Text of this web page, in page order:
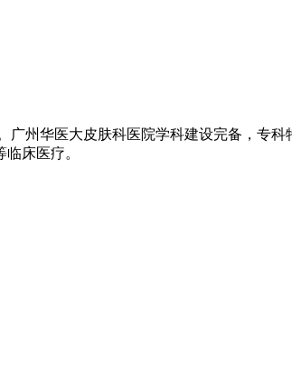
州华医大皮肤科医院学科建设完备，专
床医疗。